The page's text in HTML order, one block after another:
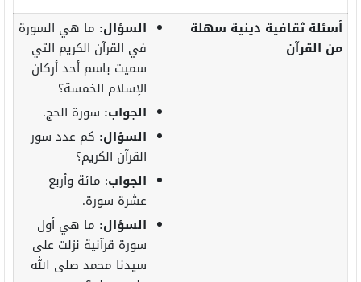
أسئلة ثقافية دينية سهلة
من القرآن
السؤال: ما هي السورة
في القرآن الكريم التي
سميت باسم أحد أركان
الإسلام الخمسة؟
الجواب: سورة الحج.
السؤال: كم عدد سور
القرآن الكريم؟
الجواب: مائة وأربع
عشرة سورة.
السؤال: ما هي أول
سورة قرآنية نزلت على
سيدنا محمد صلى الله